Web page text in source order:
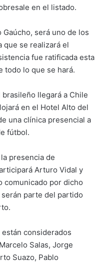
en el listado.
será uno de los
que se realizará el
fue ratificada esta
todo lo que se hará.
llegará a Chile
en el Hotel Alto del
una clínica presencial a
fútbol.
presencia de
Arturo Vidal y
comunicado por dicho
parte del partido
considerados
Salas, Jorge
Suazo, Pablo